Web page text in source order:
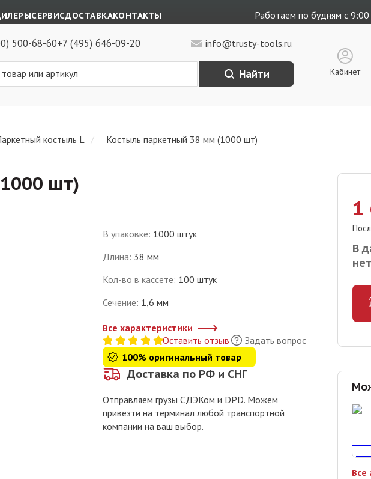
СЕРВИСДОСТАВКАКОНТАКТЫ Работаем по будням с
500-68-60+7 (495) 646-09-20 info@trusty-tools.ru
Найти Кабинет
костыль L Костыль паркетный 38 мм (1000 шт)
шт)
1
В
В упаковке: 1000 штук
Длина: 38 мм
Кол-во в кассете: 100 штук
Сечение: 1,6 мм
Все характеристики
Оставить отзыв
Задать вопрос
100% оригинальный товар
Доставка по РФ и СНГ
Отправляем грузы СДЭКом и DPD. Можем
привезти на терминал любой транспортной
компании на ваш выбор.
Все